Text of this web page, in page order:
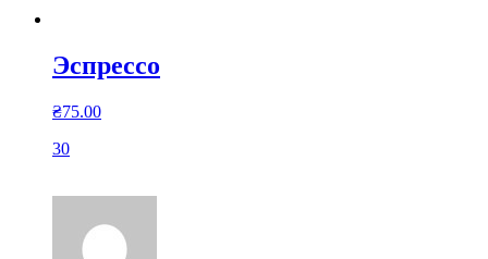
Эспрессо
₴75.00
30